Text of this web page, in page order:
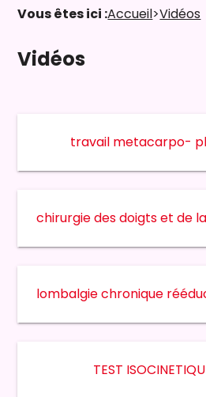
Vous êtes ici :Accueil>Vidéos
Vidéos
travail metacarpo-
TEST